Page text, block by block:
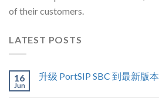
of their customers.
LATEST POSTS
16
Jun
升级 PortSIP SBC 到最新版本